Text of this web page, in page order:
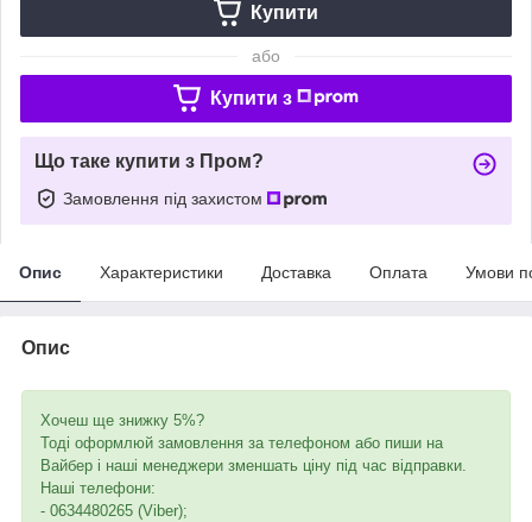
Купити
або
Купити з
Що таке купити з Пром?
Замовлення під захистом
Опис Характеристики Доставка Оплата Умови
Опис
Хочеш ще знижку 5%?
Тоді оформлюй замовлення за телефоном або пиши на
Вайбер і наші менеджери зменшать ціну під час відправки.
Наші телефони:
- 0634480265 (Viber);